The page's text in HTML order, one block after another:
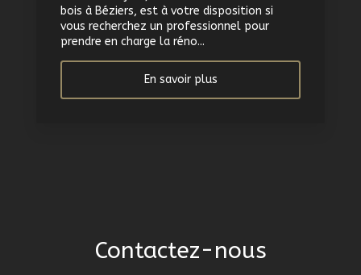
bois à Béziers, est à votre disposition si
vous recherchez un professionnel pour
prendre en charge la réno...
En savoir plus
Contactez-nous